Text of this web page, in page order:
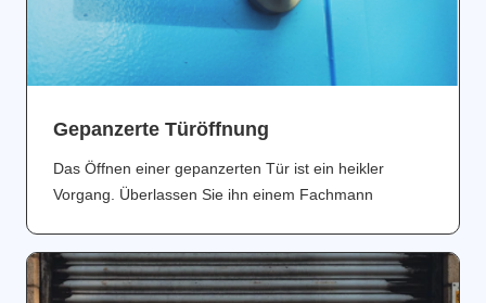
Gepanzerte Türöffnung
Das Öffnen einer gepanzerten Tür ist ein heikler
Vorgang. Überlassen Sie ihn einem Fachmann